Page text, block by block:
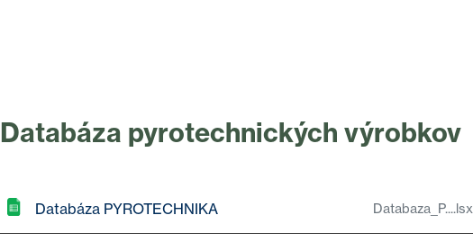
Databáza pyrotechnických výrobkov
Databáza PYROTECHNIKA Databaza_P....lsx